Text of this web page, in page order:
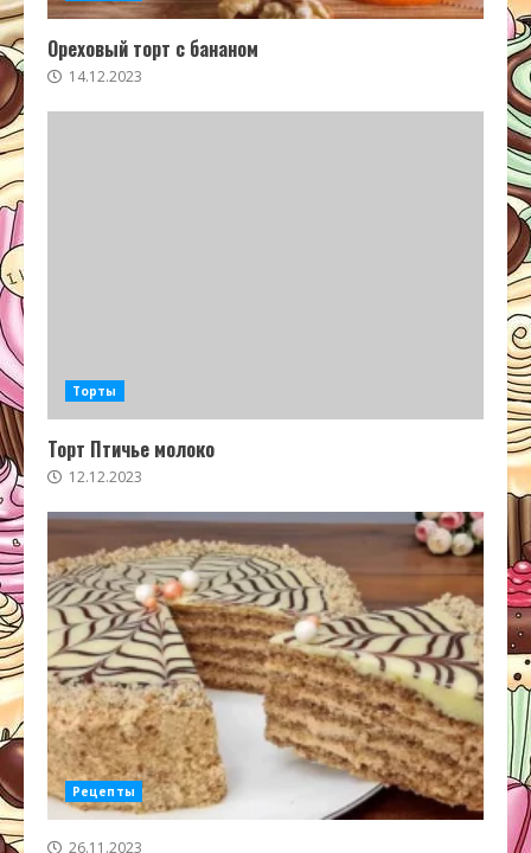
Ореховый торт с бананом
14.12.2023
Торты
Торт Птичье молоко
12.12.2023
Рецепты
26.11.2023